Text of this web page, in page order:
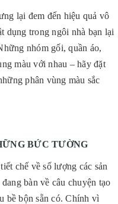
lại đem đến hiệu quả vô
dụng trong ngôi nhà bạn lại
nhóm gối, quần áo,
màu với nhau – hãy đặt
phân vùng màu sắc
BỨC TƯỜNG
chế về số lượng các sản
bàn về câu chuyện tạo
bề bộn sẵn có. Chính vì